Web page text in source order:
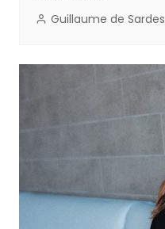
Guillaume de Sardes